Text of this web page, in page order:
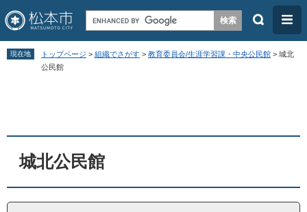
ペ
す
。
メ
し
て
検
メ
ニ
ュ
現在地 トップページ > 組織でさがす > 教育委員会/生涯学習課・中央公民館 > 城北
公民館
城北公民館